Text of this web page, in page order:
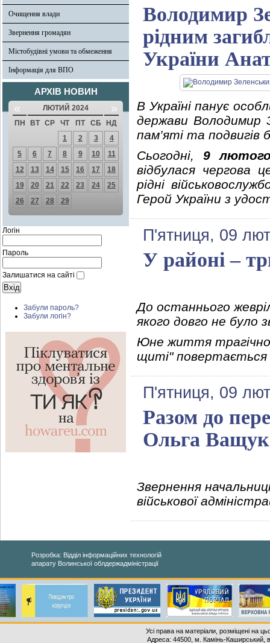
Очищення влади
Звернення громадян
Містобудівні умови та обмеження
Інформація для ВПО
АРХІВ НОВИН
« ЛЮТИЙ 2024 »
ПН ВТ СР ЧТ ПТ СБ
НД
1
2 3
4
5
6 7 8 9 10
11
12
13 14 15 16 17
18
19
20 21 22 23 24
25
26
27 28 29
Логін
Пароль
Залишатися на сайті
Забули пароль?
Забули логін?
Володимир
рідним
України
В Україні панує
держави Володимир
пам’яті та подвигів
Сьогодні,9
відбулася чергова
рідні
Герой України з
П'ятниця, 09
У районі –
До останнього
якого довго не було
Юне життя трагічно
щиті" повертається
П'ятниця, 09
Разом до
Ольга Ващук
Звернення
військової
Розробка: Відділ інформаційних технологій
апарату Волинської облдержадміністрації
Усі права на матеріали, розміщені на
Адреса: 44500, м. Камінь-Каширський,